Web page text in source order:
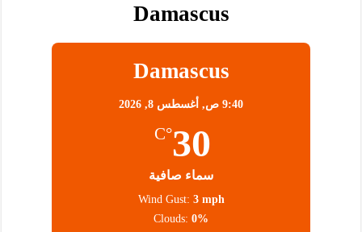
Damascus
Damascus
9:40 ص, أغسطس 8, 2026
30
°C
سماء صافية
Wind Gust: 3 mph
Clouds: 0%